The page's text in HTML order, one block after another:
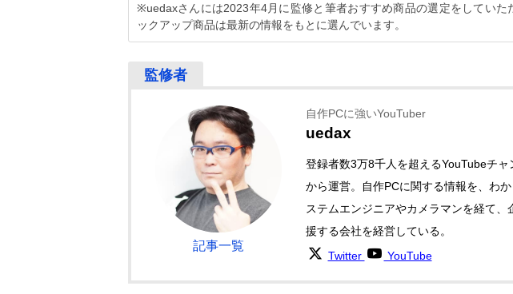
※uedaxさんには2023年4月に監修と筆者おすすめ商品の選定をしていた
ックアップ商品は最新の情報をもとに選んでいます。
記事一覧
自作PCに強いYouTuber
uedax
登録者数3万8千人を超えるYouTubeチ
から運営。自作PCに関する情報を、わ
ステムエンジニアやカメラマンを経て、
援する会社を経営している。
Twitter
YouTube